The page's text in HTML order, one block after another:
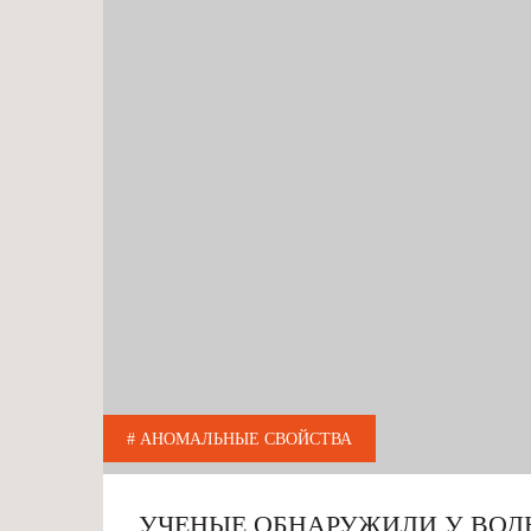
# АНОМАЛЬНЫЕ СВОЙСТВА
УЧЕНЫЕ ОБНАРУЖИЛИ У